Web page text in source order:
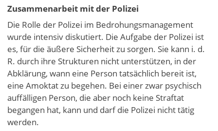
Zusammenarbeit mit der Polizei
Die Rolle der Polizei im Bedrohungsmanagement
wurde intensiv diskutiert. Die Aufgabe der Polizei ist
es, für die äußere Sicherheit zu sorgen. Sie kann i. d.
R. durch ihre Strukturen nicht unterstützen, in der
Abklärung, wann eine Person tatsächlich bereit ist,
eine Amoktat zu begehen. Bei einer zwar psychisch
auffälligen Person, die aber noch keine Straftat
begangen hat, kann und darf die Polizei nicht tätig
werden.